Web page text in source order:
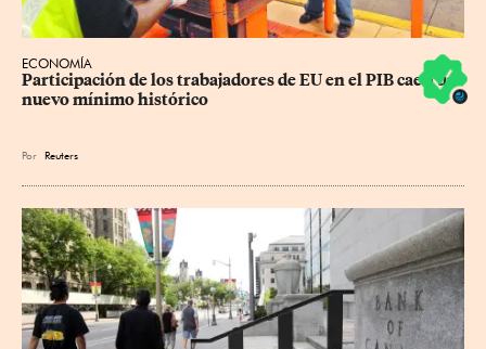
ECONOMÍA
Participación de los trabajadores de EU en el PIB cae a un
nuevo mínimo histórico
Por Reuters